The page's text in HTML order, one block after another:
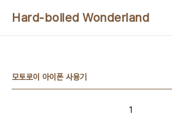
Hard-boiled Wonderland
모토로이 아이폰 사용기
1